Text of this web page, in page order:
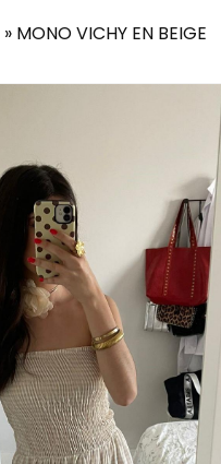
» MONO VICHY EN BEIGE